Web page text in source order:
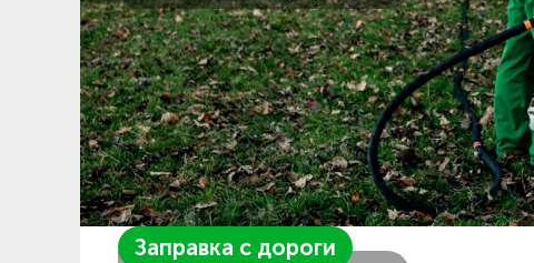
Заправка с дороги